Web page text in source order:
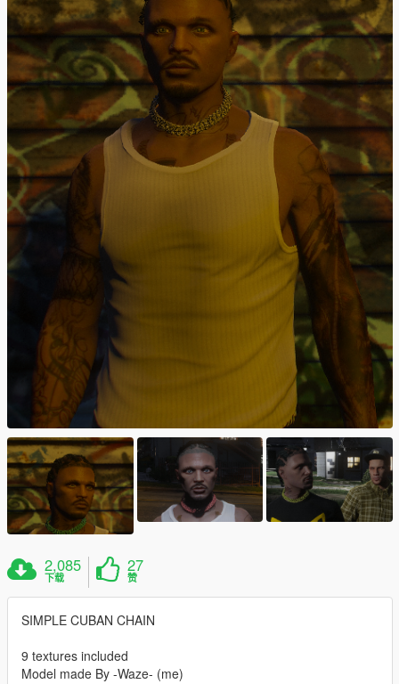
2,085
下载
27
赞
SIMPLE CUBAN CHAIN
9 textures included
Model made By -Waze- (me)